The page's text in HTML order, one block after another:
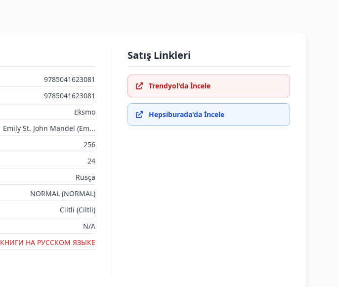
9785041623081
9785041623081
Eksmo
Emily St. John Mandel (Em...
256
24
Rusça
NORMAL (NORMAL)
Ciltli (Ciltli)
N/A
КНИГИ НА РУССКОМ ЯЗЫКЕ
Satış Linkleri
Trendyol'da İncele
Hepsiburada'da İncele